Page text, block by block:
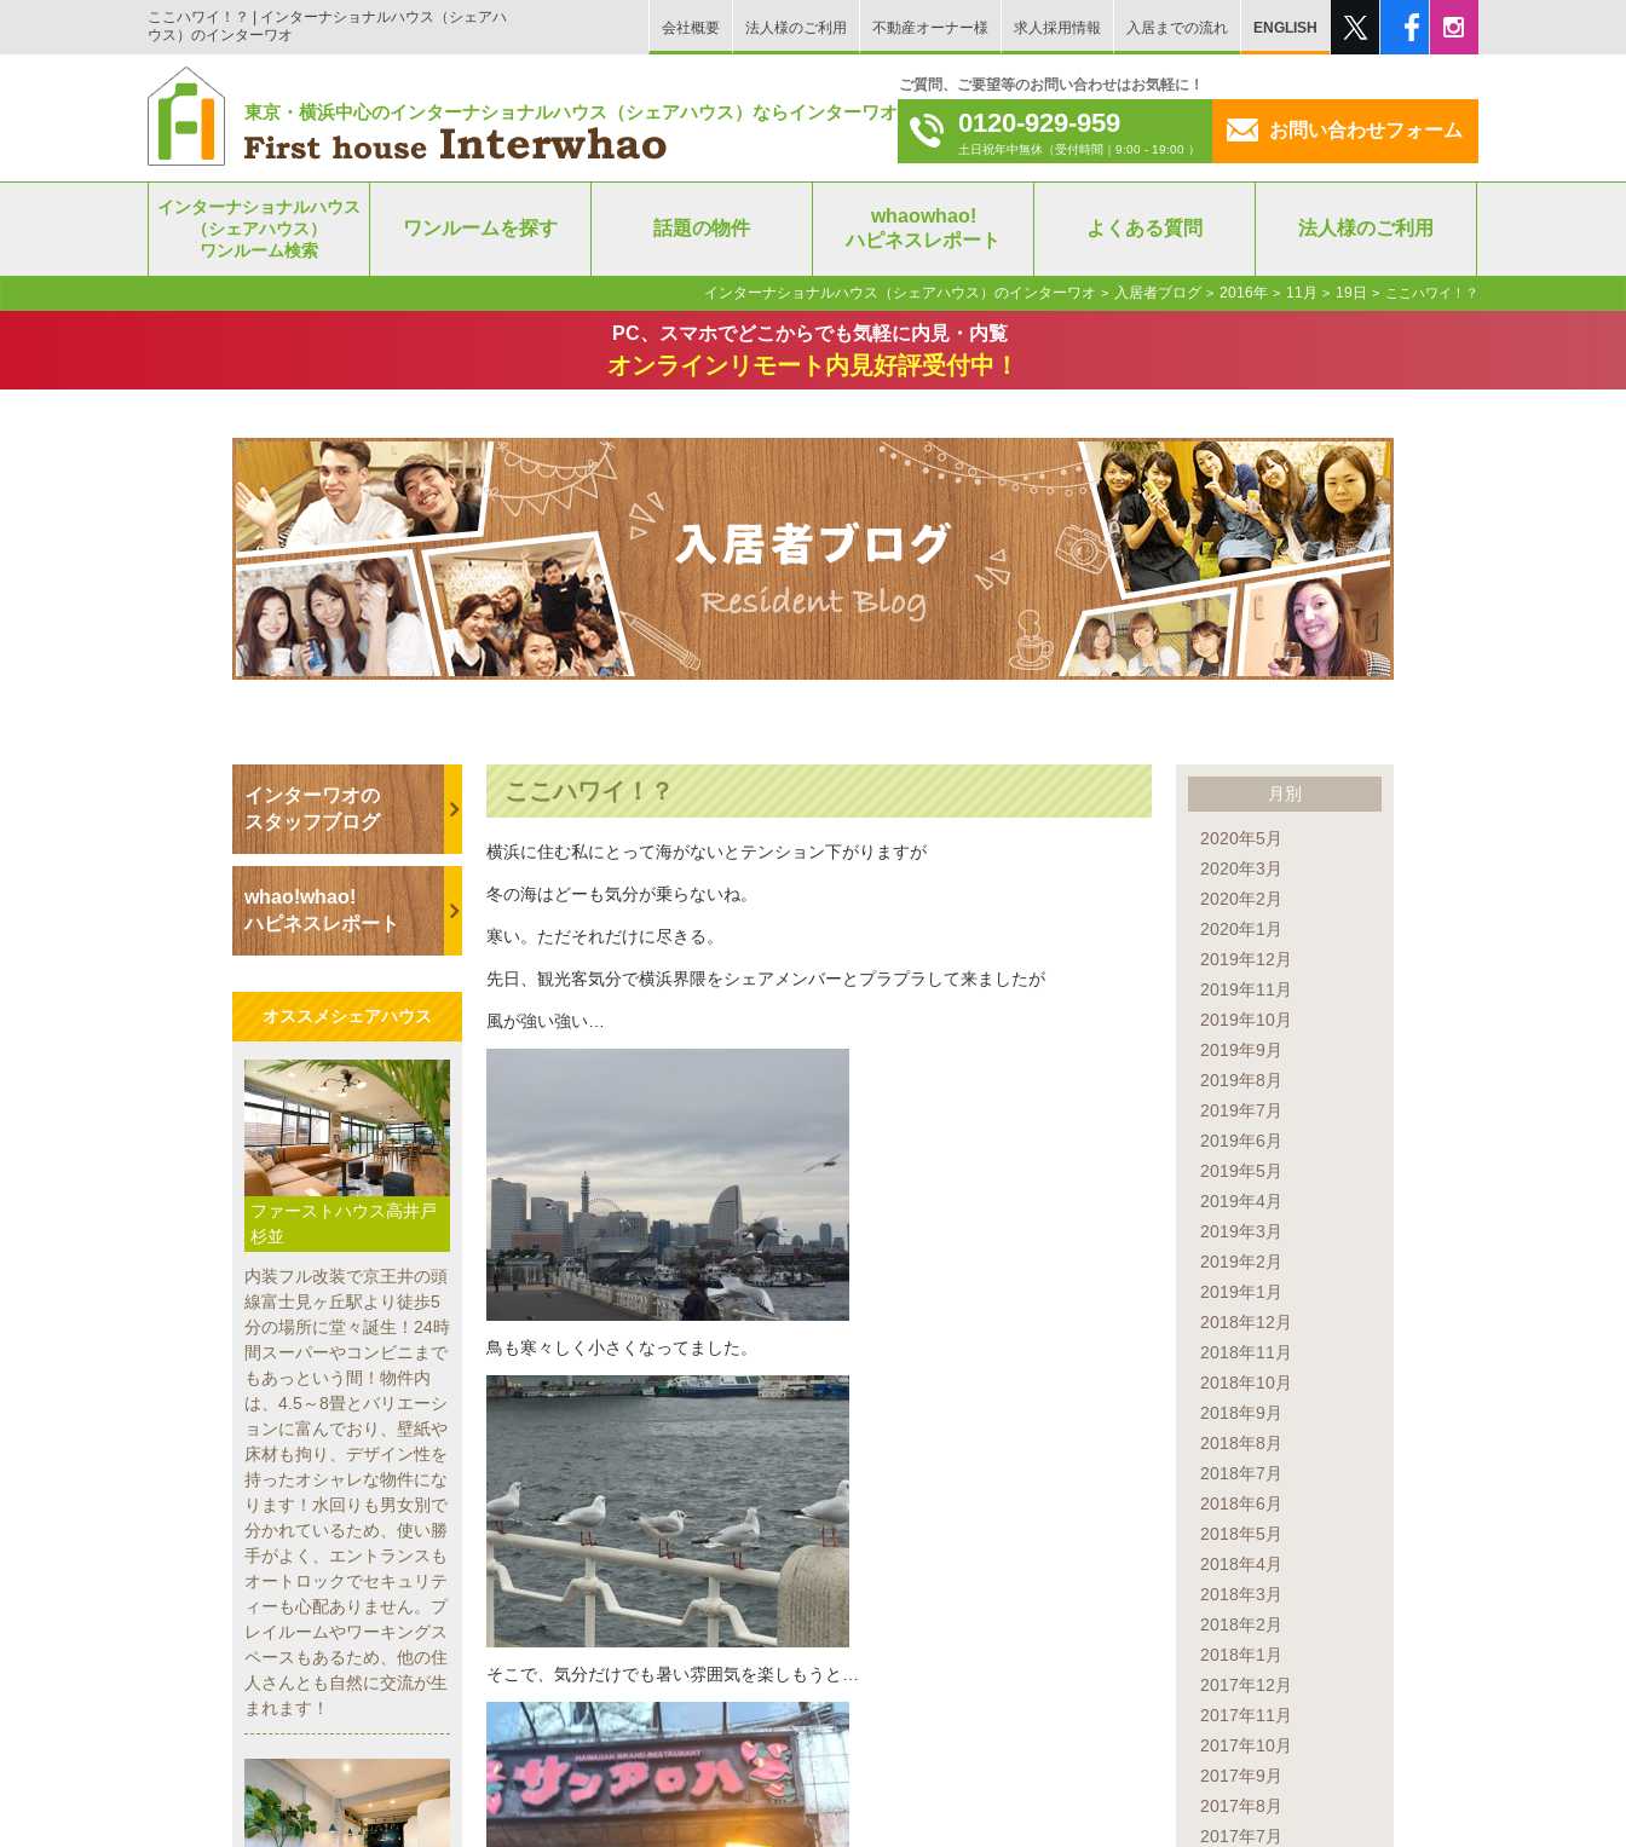
ここハワイ！？ | インターナショナルハウス（シェアハ
ウス）のインターワオ
会社概要 法人様のご利用 不動産オーナー様 求人採用情報 入居までの流れ ENGLISH
東京・横浜中心のインターナショナルハウス（シェアハウス）ならインターワオ！
ご質問、ご要望等のお問い合わせはお気軽に！
0120-929-959
土日祝年中無休（受付時間｜9:00 - 19:00 ）
お問い合わせフォーム
インターナショナルハウス
（シェアハウス）
ワンルーム検索
ワンルームを探す 話題の物件
whaowhao!
ハピネスレポート
よくある質問 法人様のご利用
インターナショナルハウス（シェアハウス）のインターワオ > 入居者ブログ > 2016年 > 11月 > 19日 > ここハワイ！？
PC、スマホでどこからでも気軽に内見・内覧
オンラインリモート内見好評受付中！
インターワオの
スタッフブログ
whao!whao!
ハピネスレポート
オススメシェアハウス
ファーストハウス高井戸
杉並
内装フル改装で京王井の頭
線富士見ヶ丘駅より徒歩5
分の場所に堂々誕生！24時
間スーパーやコンビニまで
もあっという間！物件内
は、4.5～8畳とバリエーシ
ョンに富んでおり、壁紙や
床材も拘り、デザイン性を
持ったオシャレな物件にな
ります！水回りも男女別で
分かれているため、使い勝
手がよく、エントランスも
オートロックでセキュリテ
ィーも心配ありません。プ
レイルームやワーキングス
ペースもあるため、他の住
人さんとも自然に交流が生
まれます！
ここハワイ！？
横浜に住む私にとって海がないとテンション下がりますが
冬の海はどーも気分が乗らないね。
寒い。ただそれだけに尽きる。
先日、観光客気分で横浜界隈をシェアメンバーとプラプラして来ましたが
風が強い強い…
鳥も寒々しく小さくなってました。
そこで、気分だけでも暑い雰囲気を楽しもうと…
月別
2020年5月
2020年3月
2020年2月
2020年1月
2019年12月
2019年11月
2019年10月
2019年9月
2019年8月
2019年7月
2019年6月
2019年5月
2019年4月
2019年3月
2019年2月
2019年1月
2018年12月
2018年11月
2018年10月
2018年9月
2018年8月
2018年7月
2018年6月
2018年5月
2018年4月
2018年3月
2018年2月
2018年1月
2017年12月
2017年11月
2017年10月
2017年9月
2017年8月
2017年7月